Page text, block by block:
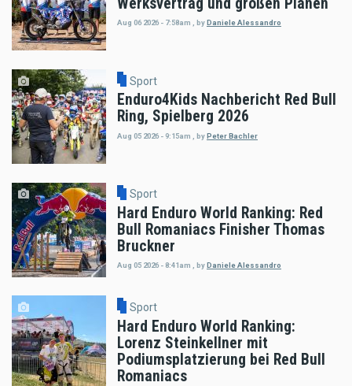
Aug 06 2026 - 7:58am byDaniele Alessandro
Sport
Enduro4Kids Nachbericht Red Bull
Ring, Spielberg 2026
Aug 05 2026 - 9:15am byPeter Bachler
Sport
Hard Enduro World Ranking: Red
Bull Romaniacs Finisher Thomas
Bruckner
Aug 05 2026 - 8:41am , by Daniele Alessandro
Sport
Hard Enduro World Ranking:
Lorenz Steinkellner mit
Podiumsplatzierung bei Red Bull
Romaniacs